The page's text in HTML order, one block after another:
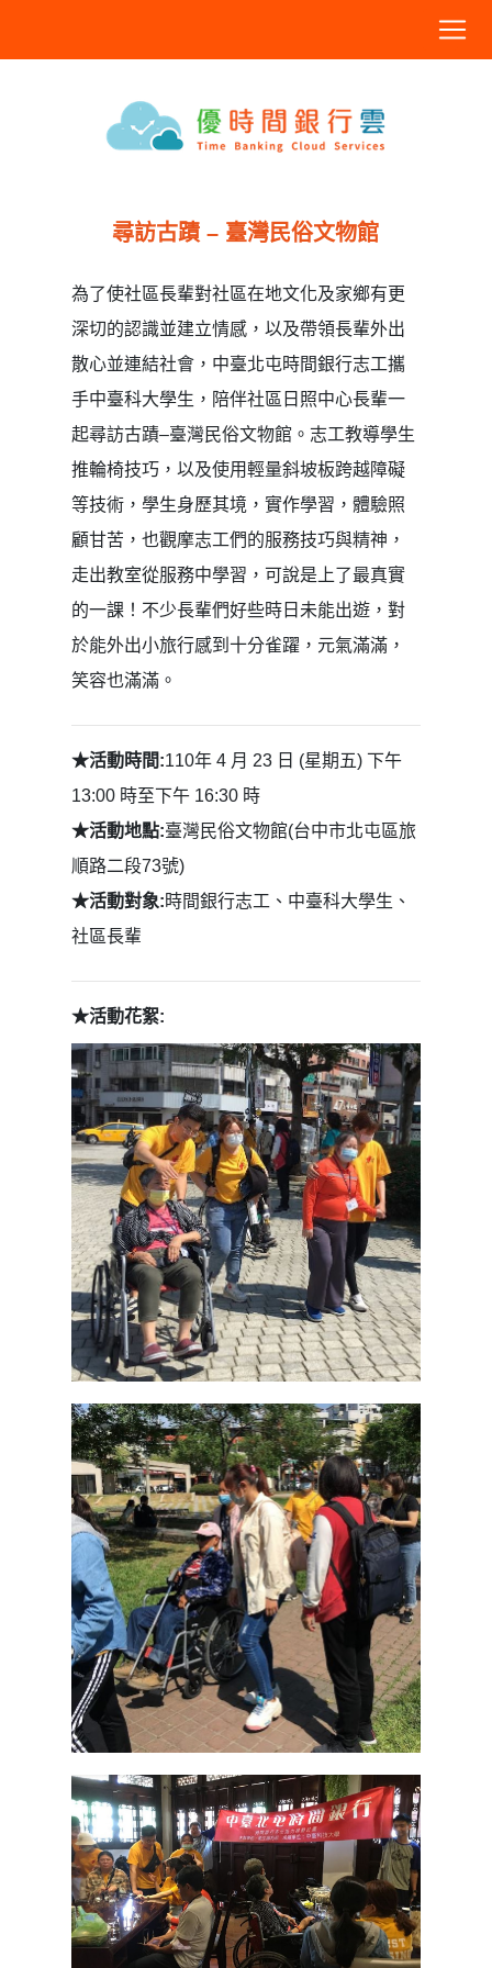
尋訪古蹟 – 臺灣民俗文物館
為了使社區長輩對社區在地文化及家鄉有更
深切的認識並建立情感，以及帶領長輩外出
散心並連結社會，中臺北屯時間銀行志工攜
手中臺科大學生，陪伴社區日照中心長輩一
起尋訪古蹟–臺灣民俗文物館。志工教導學生
推輪椅技巧，以及使用輕量斜坡板跨越障礙
等技術，學生身歷其境，實作學習，體驗照
顧甘苦，也觀摩志工們的服務技巧與精神，
走出教室從服務中學習，可說是上了最真實
的一課！不少長輩們好些時日未能出遊，對
於能外出小旅行感到十分雀躍，元氣滿滿，
笑容也滿滿。
★活動時間:110年 4 月 23 日 (星期五) 下午
13:00 時至下午 16:30 時
★活動地點:臺灣民俗文物館(台中市北屯區旅
順路二段73號)
★活動對象:時間銀行志工、中臺科大學生、
社區長輩
★活動花絮: